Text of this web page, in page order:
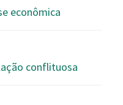
econômica
conflituosa